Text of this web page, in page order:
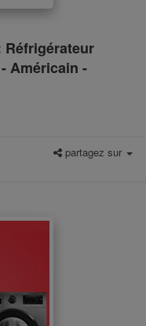
Réfrigérateur
Américain -
partagez sur